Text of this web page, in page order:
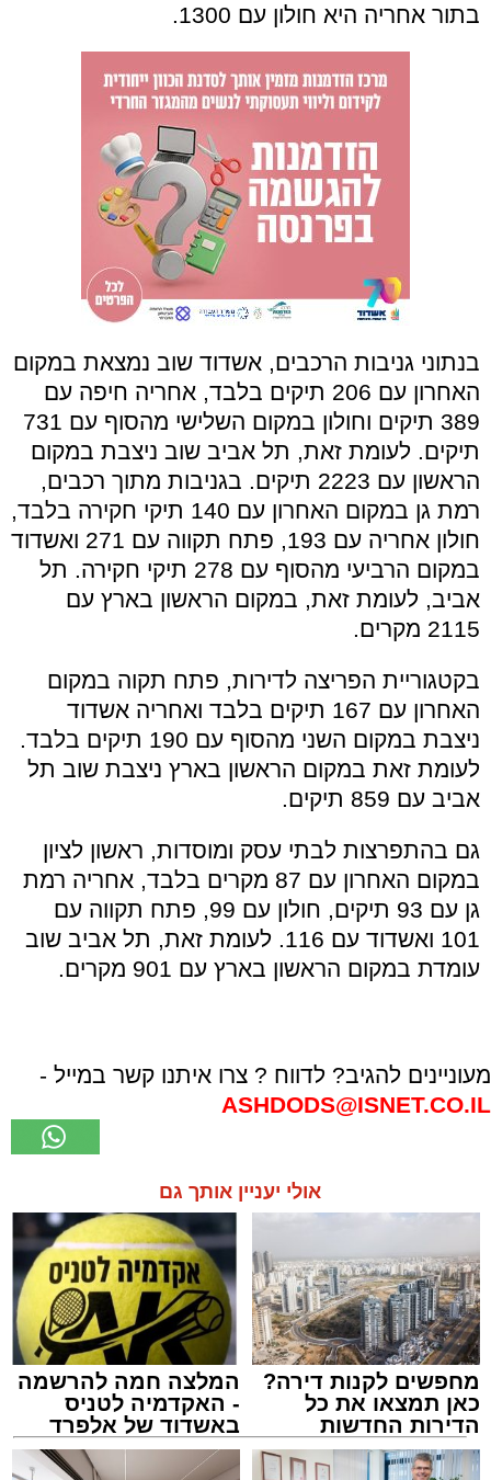
בתור אחריה היא חולון עם 1300.
בנתוני גניבות הרכבים, אשדוד שוב נמצאת במקום
האחרון עם 206 תיקים בלבד, אחריה חיפה עם
389 תיקים וחולון במקום השלישי מהסוף עם 731
תיקים. לעומת זאת, תל אביב שוב ניצבת במקום
הראשון עם 2223 תיקים. בגניבות מתוך רכבים,
רמת גן במקום האחרון עם 140 תיקי חקירה בלבד,
חולון אחריה עם 193, פתח תקווה עם 271 ואשדוד
במקום הרביעי מהסוף עם 278 תיקי חקירה. תל
אביב, לעומת זאת, במקום הראשון בארץ עם
2115 מקרים.
בקטגוריית הפריצה לדירות, פתח תקוה במקום
האחרון עם 167 תיקים בלבד ואחריה אשדוד
ניצבת במקום השני מהסוף עם 190 תיקים בלבד.
לעומת זאת במקום הראשון בארץ ניצבת שוב תל
אביב עם 859 תיקים.
גם בהתפרצות לבתי עסק ומוסדות, ראשון לציון
במקום האחרון עם 87 מקרים בלבד, אחריה רמת
גן עם 93 תיקים, חולון עם 99, פתח תקווה עם
101 ואשדוד עם 116. לעומת זאת, תל אביב שוב
עומדת במקום הראשון בארץ עם 901 מקרים.
מעוניינים להגיב? לדווח ? צרו איתנו קשר במייל -
ASHDODS@ISNET.CO.IL
אולי יעניין אותך גם
מחפשים לקנות דירה?
כאן תמצאו את כל
הדירות החדשות
למכירה באשדוד >>>
המלצה חמה להרשמה
- האקדמיה לטניס
באשדוד של אלפרד
קריאולנסקי - לילדים